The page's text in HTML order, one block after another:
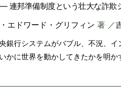
連邦準備制度という壮大な詐欺
エドワード・グリフィン 著 ／
銀行システムがバブル、不況、
かに世界を動かしてきたかを明か